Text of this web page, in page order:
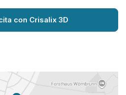
con Crisalix 3D